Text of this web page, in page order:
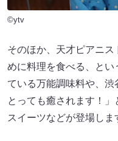
©ytv
そのほか、天才ピアニ
めに料理を食べる、とい
ている万能調味料や、渋
とっても癒されます！
スイーツなどが登場しま